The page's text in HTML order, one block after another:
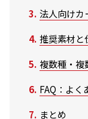
法人向けカ
推奨素材と
複数種・複
FAQ：よく
まとめ